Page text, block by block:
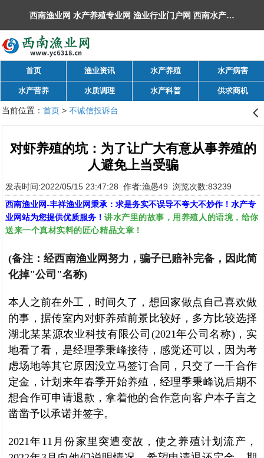
西南渔业网 水产养殖专业网 渔业行业门户网 ​西南水产网 丰祥渔业网 永川水花网，欢迎光临！
首页 渔业资讯 水产养殖 水产病害
水产营养 水质调理 水产科普 供求商机
当前位置： 首页> 不诚信投诉台 󰊒
对虾养殖的坑：为了让广大有意从事养殖的
人避免上当受骗
发表时间:2022/05/15 23:47:28 作者:渔愚49 浏览次数:83239
西南渔业网-丰祥渔业网秉承：求是务实不误导不夸大不炒作！水产专
业网站为您提供优质服务！ 讲水产里的故事，用养殖人的语境，给你
送来一个真材实料的匠心精品文章！
(备注：经西南渔业网努力，骗子已赔补完备，因此简
化掉"公司"名称)
本人之前在外工，时间久了，想回家做点自己喜欢做
的事，据传室内对虾养殖前景比较好，多方比较选择
湖北某某源农业科技有限公司(2021年公司名称)，实
地看了看，是经理季秉峰接待，感觉还可以，因为考
虑场地等其它原因没立马签订合同，只交了一千合作
定金，计划来年春季开始养殖，经理季秉峰说后期不
想合作可申请退款，拿着他的合作意向客户本子言之
凿凿予以承诺并签字。
2021年11月份家里突遭变故，使之养殖计划流产，